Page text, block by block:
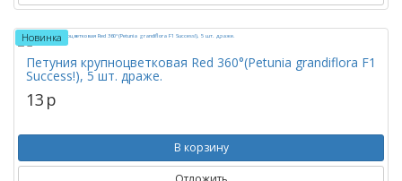
Новинка
Петуния крупноцветковая Red 360°(Petunia grandiflora F1
Success!), 5 шт. драже.
13 p
В корзину